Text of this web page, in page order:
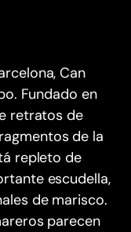
Can
Fundado en
retratos de
de la
repleto de
escudella,
de marisco.
parecen